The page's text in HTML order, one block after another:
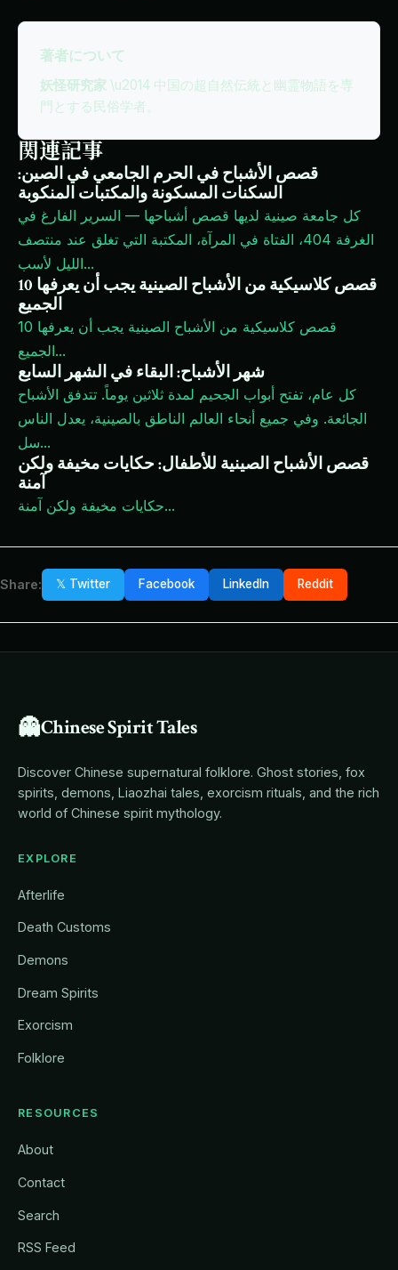
著者について
妖怪研究家 \u2014 中国の超自然伝統と幽霊物語を専
門とする民俗学者。
関連記事
قصص الأشباح في الحرم الجامعي في الصين:
السكنات المسكونة والمكتبات المنكوبة
كل جامعة صينية لديها قصص أشباحها — السرير الفارغ في
الغرفة 404، الفتاة في المرآة، المكتبة التي تغلق عند منتصف
الليل لأسب...
10 قصص كلاسيكية من الأشباح الصينية يجب أن يعرفها
الجميع
10 قصص كلاسيكية من الأشباح الصينية يجب أن يعرفها
الجميع...
شهر الأشباح: البقاء في الشهر السابع
كل عام، تفتح أبواب الجحيم لمدة ثلاثين يوماً. تتدفق الأشباح
الجائعة. وفي جميع أنحاء العالم الناطق بالصينية، يعدل الناس
سل...
قصص الأشباح الصينية للأطفال: حكايات مخيفة ولكن
آمنة
حكايات مخيفة ولكن آمنة...
Share: 𝕏 Twitter Facebook LinkedIn Reddit
👻Chinese Spirit Tales
Discover Chinese supernatural folklore. Ghost stories, fox
spirits, demons, Liaozhai tales, exorcism rituals, and the rich
world of Chinese spirit mythology.
EXPLORE
Afterlife
Death Customs
Demons
Dream Spirits
Exorcism
Folklore
RESOURCES
About
Contact
Search
RSS Feed